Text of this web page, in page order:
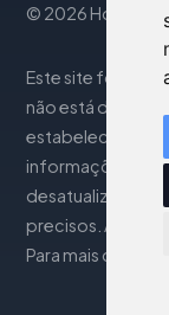
© 2026
Este site fornece
não está de
informações
desatualizadas;
precisos. As
Para mais